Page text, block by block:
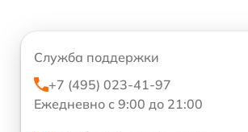
Служба поддержки
+7 (495) 023-41-97
Ежедневно с 9:00 до 21:00